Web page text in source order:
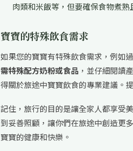
肉類和米飯等，但要確保食物煮熟
寶寶的特殊飲食需求
如果您的寶寶有特殊飲食需求，例如
需特殊配方奶粉或食品 ，並仔細閱讀
得關於旅途中寶寶飲食的專業建議。
記住，旅行的目的是讓全家人都享受
到妥善照顧，讓你們在旅途中創造更
寶寶的健康和快樂。